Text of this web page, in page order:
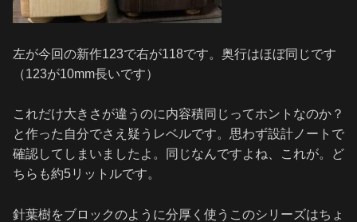
左が今回の新作123で右が118です。奥行はほぼ同じです
（123が10mm長いです）
これだけ大きさが違うのに内容積同じってホントなのか？
と作った自分でさえ疑うレベルです。思わず設計ノートで
確認してしまいましたよ。同じなんですよね、これが。ど
ちらも約5リットルです。
針葉樹をブロックのように分厚く使うこのシリーズはちょ